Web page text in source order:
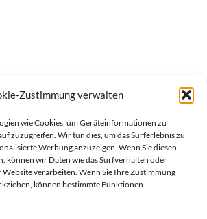
Zustimmung verwalten
wie Cookies, um Geräteinformationen zu
zuzugreifen. Wir tun dies, um das Surferlebnis zu
Werbung anzuzeigen. Wenn Sie diesen
können wir Daten wie das Surfverhalten oder
Website verarbeiten. Wenn Sie Ihre Zustimmung
können bestimmte Funktionen